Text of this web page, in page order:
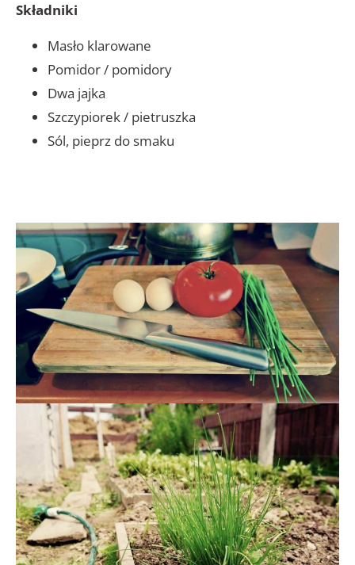
Składniki
Masło klarowane
Pomidor / pomidory
Dwa jajka
Szczypiorek / pietruszka
Sól, pieprz do smaku